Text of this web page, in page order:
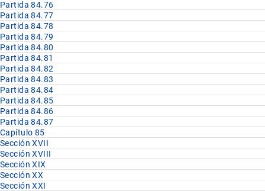
Partida 84.76
Partida 84.77
Partida 84.78
Partida 84.79
Partida 84.80
Partida 84.81
Partida 84.82
Partida 84.83
Partida 84.84
Partida 84.85
Partida 84.86
Partida 84.87
Capítulo 85
Sección XVII
Sección XVIII
Sección XIX
Sección XX
Sección XXI